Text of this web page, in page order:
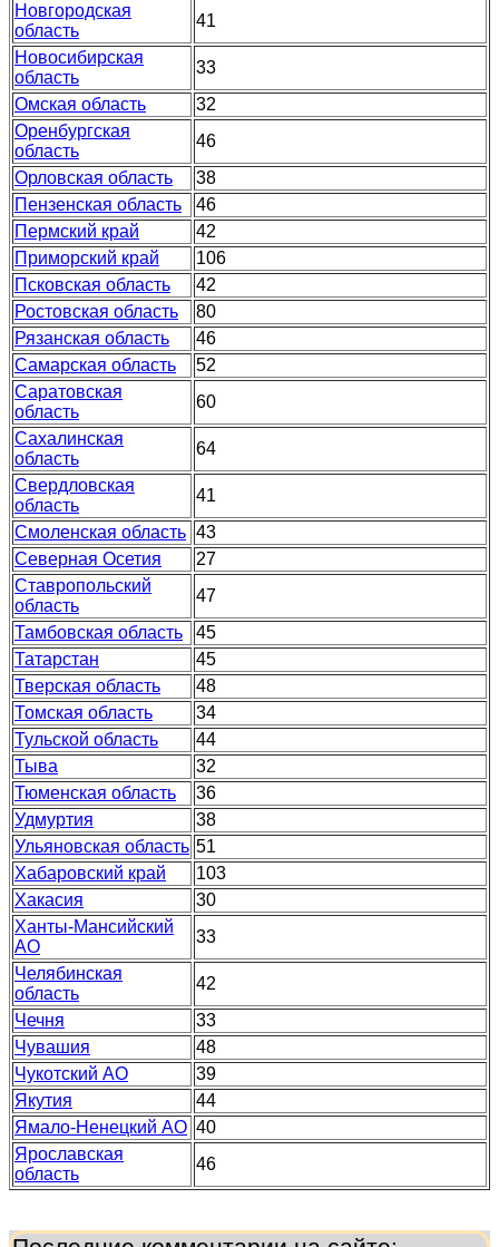
Новгородская
область
41
Новосибирская
область
33
Омская область
32
Оренбургская
область
46
Орловская область
38
Пензенская область
46
Пермский край
42
Приморский край
106
Псковская область
42
Ростовская область
80
Рязанская область
46
Самарская область
52
Саратовская
область
60
Сахалинская
область
64
Свердловская
область
41
Смоленская область 43
Северная Осетия
27
Ставропольский
область
47
Тамбовская область
45
Татарстан
45
Тверская область
48
Томская область
34
Тульской область
44
Тыва
32
Тюменская область
36
Удмуртия
38
Ульяновская область 51
Хабаровский край
103
Хакасия
30
Ханты-Мансийский
АО
33
Челябинская
область
42
Чечня
33
Чувашия
48
Чукотский АО
39
Якутия
44
Ямало-Ненецкий АО 40
Ярославская
область
46